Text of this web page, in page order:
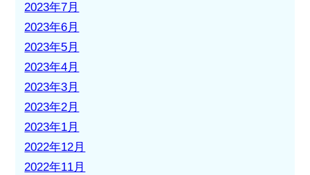
2023年7月
2023年6月
2023年5月
2023年4月
2023年3月
2023年2月
2023年1月
2022年12月
2022年11月